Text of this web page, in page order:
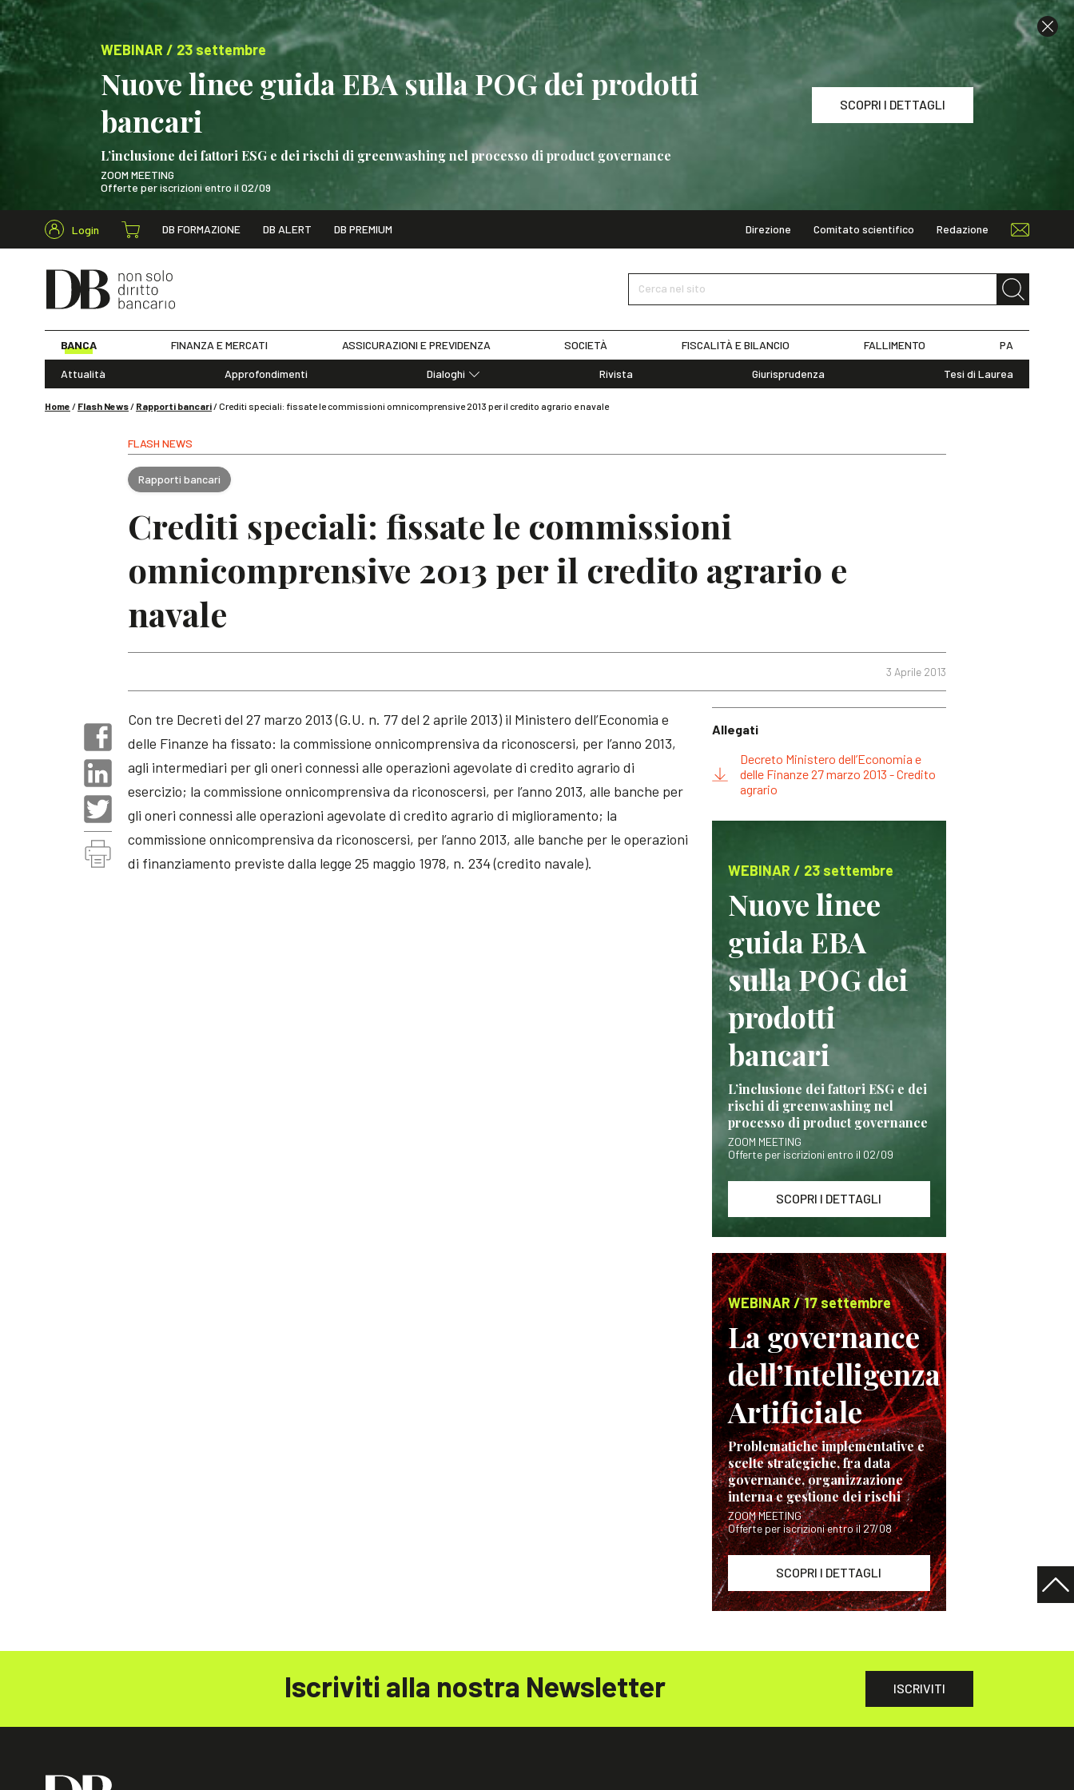
WEBINAR / 23 settembre
Nuove linee guida EBA sulla POG dei prodotti
bancari
L’inclusione dei fattori ESG e dei rischi di greenwashing nel processo di product governance
ZOOM MEETING
Offerte per iscrizioni entro il 02/09
SCOPRI I DETTAGLI
WEBINAR / 23 settembre Nuove linee guida EBA sulla POG dei prodotti bancari SCOPRI I DETTAGLI
Login DB FORMAZIONE DB ALERT DB PREMIUM Direzione Comitato scientifico Redazione
Cerca nel sito
Cerca nel sito
BANCA FINANZA E MERCATI ASSICURAZIONI E PREVIDENZA SOCIETÀ FISCALITÀ E BILANCIO FALLIMENTO PA
Attualità Approfondimenti
Dialoghi
Rivista Giurisprudenza Tesi di Laurea
Home / Flash News/ Rapporti bancari/Crediti speciali: fissate le commissioni omnicomprensive 2013 per il credito agrario e navale
FLASH NEWS
Rapporti bancari
Crediti speciali: fissate le commissioni
omnicomprensive 2013 per il credito agrario e
navale
3 Aprile 2013
Con tre Decreti del 27 marzo 2013 (G.U. n. 77 del 2 aprile 2013) il Ministero dell’Economia e
delle Finanze ha fissato: la commissione onnicomprensiva da riconoscersi, per l’anno 2013,
agli intermediari per gli oneri connessi alle operazioni agevolate di credito agrario di
esercizio; la commissione onnicomprensiva da riconoscersi, per l’anno 2013, alle banche per
gli oneri connessi alle operazioni agevolate di credito agrario di miglioramento; la
commissione onnicomprensiva da riconoscersi, per l’anno 2013, alle banche per le operazioni
di finanziamento previste dalla legge 25 maggio 1978, n. 234 (credito navale).
Allegati
Decreto Ministero dell’Economia e
delle Finanze 27 marzo 2013 - Credito
agrario
WEBINAR / 23 settembre
Nuove linee
guida EBA
sulla POG dei
prodotti
bancari
L’inclusione dei fattori ESG e dei
rischi di greenwashing nel
processo di product governance
ZOOM MEETING
Offerte per iscrizioni entro il 02/09
SCOPRI I DETTAGLI
WEBINAR / 17 settembre
La governance
dell’Intelligenza
Artificiale
Problematiche implementative e
scelte strategiche, fra data
governance, organizzazione
interna e gestione dei rischi
ZOOM MEETING
Offerte per iscrizioni entro il 27/08
SCOPRI I DETTAGLI
Iscriviti alla nostra Newsletter ISCRIVITI